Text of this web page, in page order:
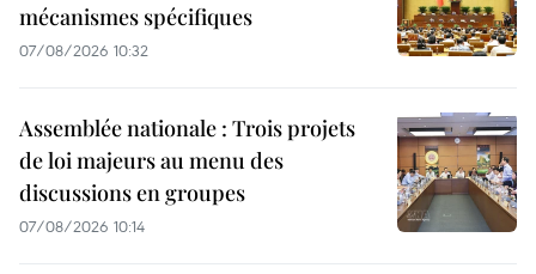
mécanismes spécifiques
07/08/2026 10:32
Assemblée nationale : Trois projets
de loi majeurs au menu des
discussions en groupes
07/08/2026 10:14